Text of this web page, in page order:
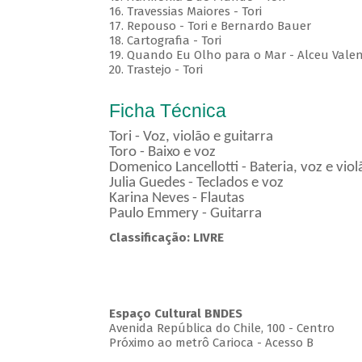
16. Travessias Maiores - Tori
17. Repouso - Tori e Bernardo Bauer
⁠18. Cartografia - Tori
19. Quando Eu Olho para o Mar - Alceu
20. Trastejo - Tori
Ficha Técnica
Tori - Voz, violão e guitarra
Toro - Baixo e voz
Domenico Lancellotti - Bateria, voz e
Julia Guedes - Teclados e voz
Karina Neves - Flautas
Paulo Emmery - Guitarra
Classificação: LIVRE
Espaço Cultural BNDES
Avenida República do Chile, 100 - Centro
Próximo ao metrô Carioca - Acesso B